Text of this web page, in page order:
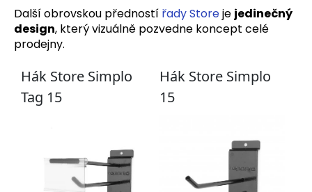
Další obrovskou předností řady Storeje jedinečný
design, který vizuálně pozvedne koncept celé
prodejny.